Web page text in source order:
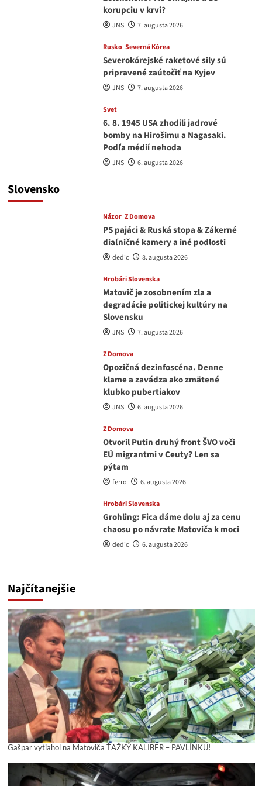
korupciu v krvi?
JNS 7. augusta 2026
Rusko Severná Kórea
Severokórejské raketové sily sú
pripravené zaútočiť na Kyjev
JNS 7. augusta 2026
Svet
6. 8. 1945 USA zhodili jadrové
bomby na Hirošimu a Nagasaki.
Podľa médií nehoda
JNS 6. augusta 2026
Slovensko
Názor Z Domova
PS pajáci & Ruská stopa & Zákerné
diaľničné kamery a iné podlosti
dedic 8. augusta 2026
Hrobári Slovenska
Matovič je zosobnením zla a
degradácie politickej kultúry na
Slovensku
JNS 7. augusta 2026
Z Domova
Opozičná dezinfoscéna. Denne
klame a zavádza ako zmätené
klubko pubertiakov
JNS 6. augusta 2026
Z Domova
Otvoril Putin druhý front ŠVO voči
EÚ migrantmi v Ceuty? Len sa
pýtam
ferro 6. augusta 2026
Hrobári Slovenska
Grohling: Fica dáme dolu aj za cenu
chaosu po návrate Matoviča k moci
dedic 6. augusta 2026
Najčítanejšie
Gašpar vytiahol na Matoviča ŤAŽKÝ KALIBER – PAVLÍNKU!